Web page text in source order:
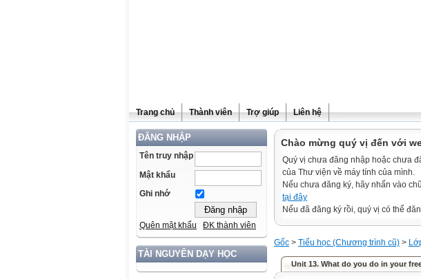
Trang chủ Thành viên Trợ giúp Liên hệ
ĐĂNG NHẬP
Tên truy nhập
Mật khẩu
Ghi nhớ
Quên mật khẩu ĐK thành viên
TÀI NGUYÊN DẠY HỌC
Chào mừng quý vị đến với
Quý vị chưa đăng nhập hoặc chưa
của Thư viện về máy tính của mình.
Nếu chưa đăng ký, hãy nhấn vào
tại đây
Nếu đã đăng ký rồi, quý vị có thể
Gốc > Tiểu học (Chương trình cũ) >
Unit 13. What do you do in your